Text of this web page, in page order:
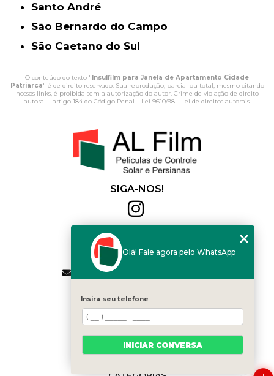
Santo André
São Bernardo do Campo
São Caetano do Sul
O conteúdo do texto " Insulfilm para Janela de Apartamento Cidade
Patriarca" é de direito reservado. Sua reprodução, parcial ou total, mesmo citando
nossos links, é proibida sem a autorização do autor. Crime de violação de direito
autoral – artigo 184 do Código Penal – Lei 9610/98 - Lei de direitos autorais.
SIGA-NOS!
(11) 2564-4684
(11) 94168-2041
contato.vendas@alfilm.com.br
MENU
HOME
QUEM SOMOS
SERVIÇOS
BLOG
Olá! Fale agora pelo WhatsApp
Insira seu telefone
INICIAR CONVERSA